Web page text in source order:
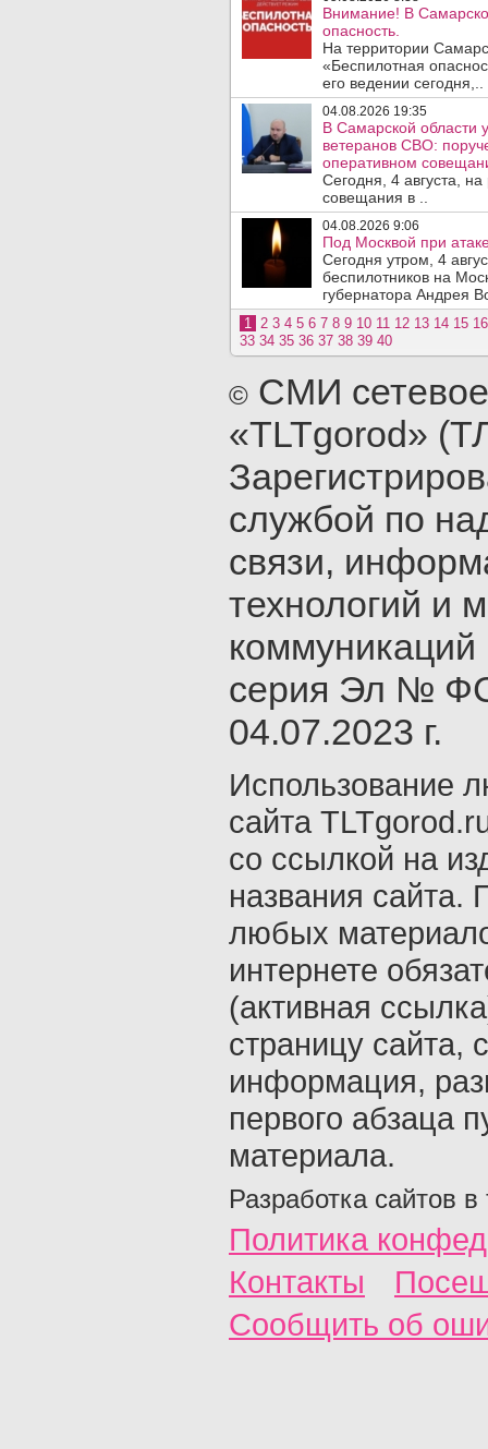
Внимание! В
опасность.
На территории
«Беспилотная
его ведении сегодня,..
04.08.2026 19:35
В Самарской области
ветеранов СВО:
оперативном
Сегодня, 4 августа,
совещания в ..
04.08.2026 9:06
Под Москвой при
Сегодня утром, 4
беспилотников на
губернатора Андрея
1 2 3 4 5 6 7 8 9 10 11 12 13 14 15 16
33 34 35 36 37 38 39 40
© СМИ
«TLTgorod»
службой по
связи,
технологий и
серия Эл №
04.07.2023 г.
Использование
сайта
со ссылкой на
названия сайта.
любых
интернете
(активная
страницу сайта,
информация,
первого абзаца
материала.
Разработка сайтов в
Политика
Контакты
Сообщить об